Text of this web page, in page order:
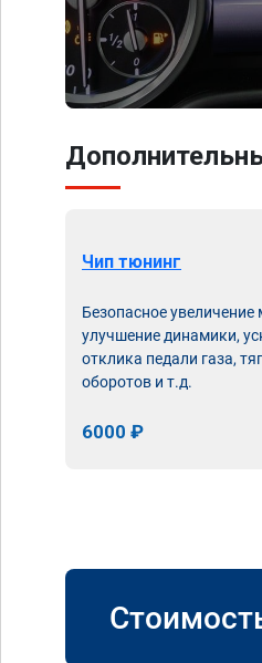
Чип тюнинг
Безопасное
улучшение динамики,
отклика педали газа,
оборотов и т.д.
6000 ₽